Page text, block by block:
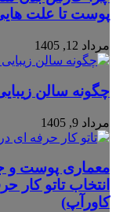
پوست تا علت
مرداد 12, 1405
چگونه سالن
مرداد 9, 1405
معماری پوست و
انتخاب تاتو کار
کاورآپ)